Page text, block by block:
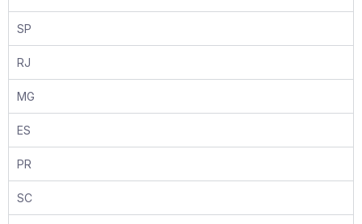
SP
RJ
MG
ES
PR
SC